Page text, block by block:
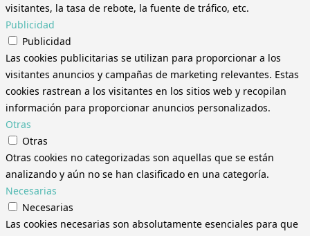
visitantes, la tasa de rebote, la fuente de tráfico, etc.
Publicidad
Publicidad
Las cookies publicitarias se utilizan para proporcionar a los
visitantes anuncios y campañas de marketing relevantes. Estas
cookies rastrean a los visitantes en los sitios web y recopilan
información para proporcionar anuncios personalizados.
Otras
Otras
Otras cookies no categorizadas son aquellas que se están
analizando y aún no se han clasificado en una categoría.
Necesarias
Necesarias
Las cookies necesarias son absolutamente esenciales para que